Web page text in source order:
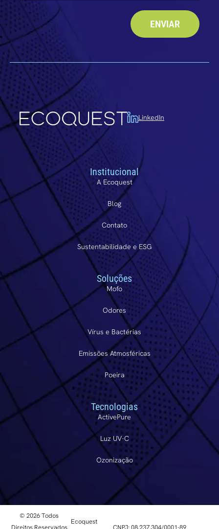
ENVIAR
LinkedIn
Institucional
A Ecoquest
Blog
Contato
Sustentabilidade e ESG
Soluções
Mofo
Odores
Vírus e Bactérias
Emissões Atmosféricas
Poeira
Tecnologias
ActivePure
Luz UV-C
Ozonização
© 2026 Todos
Direitos Reservados
Ecoquest
CNPJ: 08.237.304/0001-89